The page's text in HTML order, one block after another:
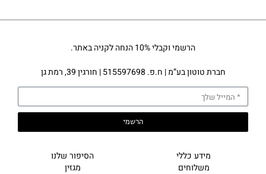
הרשמי וקבלי 10% הנחה לקניה באתר.
חברת טוטון בע”מ | ח.פ. 515597698 | חורגין 39, רמת גן
הרשמי
מידע כללי
משלוחים
הסיפור שלנו
מגזין